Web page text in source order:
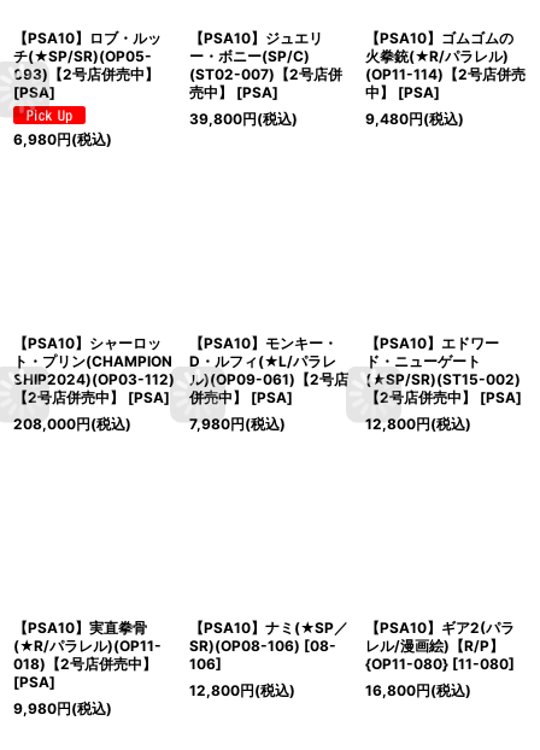
【PSA10】ロブ・ルッ
チ(★SP/SR)(OP05-
093)【2号店併売中】
[PSA]
6,980円(税込)
【PSA10】ジュエリ
ー・ボニー(SP/C)
(ST02-007)【2号店併
売中】
[PSA]
39,800円(税込)
【PSA10】ゴムゴムの
火拳銃(★R/パラレル)
(OP11-114)【2号店併売
中】
[PSA]
9,480円(税込)
【PSA10】シャーロッ
ト・プリン(CHAMPION
SHIP2024)(OP03-112)
【2号店併売中】
[PSA]
208,000円(税込)
【PSA10】モンキー・
D・ルフィ(★L/パラレ
ル)(OP09-061)【2号店
併売中】
[PSA]
7,980円(税込)
【PSA10】エドワー
ド・ニューゲート
(★SP/SR)(ST15-002)
【2号店併売中】
[PSA]
12,800円(税込)
【PSA10】実直拳骨
(★R/パラレル)(OP11-
018)【2号店併売中】
[PSA]
9,980円(税込)
【PSA10】ナミ(★SP／
SR)(OP08-106) [08-
106]
12,800円(税込)
【PSA10】ギア2(パラ
レル/漫画絵)【R/P】
{OP11-080} [11-080]
16,800円(税込)